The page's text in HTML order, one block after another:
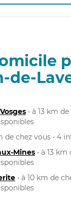
de-
• à 13 km
de chez vous • 4
Mines • à 13
• à 10 km de